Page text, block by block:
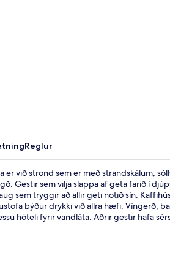
Reglur
er við strönd sem er með strandskálum,
Gestir sem vilja slappa af geta farið í
sem tryggir að allir geti notið sín.
býður drykki við allra hæfi. Víngerð,
hóteli fyrir vandláta. Aðrir gestir hafa